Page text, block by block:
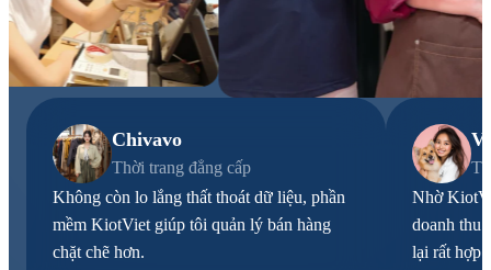
Chivavo
Thời trang đẳng cấp
Không còn lo lắng thất thoát dữ liệu, phần
mềm KiotViet giúp tôi quản lý bán hàng
chặt chẽ hơn.
Nhờ
doanh thu
lại rất hợp